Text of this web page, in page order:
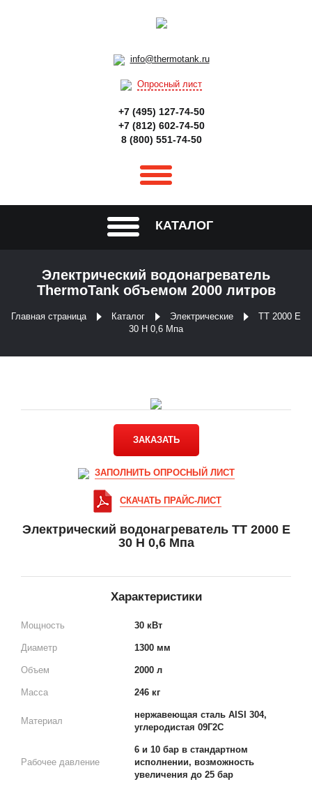
info@thermotank.ru
Опросный лист
+7 (495) 127-74-50
+7 (812) 602-74-50
8 (800) 551-74-50
КАТАЛОГ
Электрический водонагреватель
ThermoTank объемом 2000 литров
Главная страница Каталог Электрические
ТТ 2000 E
30 Н 0,6 Мпа
ЗАКАЗАТЬ
ЗАПОЛНИТЬ ОПРОСНЫЙ ЛИСТ
СКАЧАТЬ ПРАЙС-ЛИСТ
Электрический водонагреватель ТТ 2000 E
30 Н 0,6 Мпа
Характеристики
Мощность 30 кВт
Диаметр 1300 мм
Объем 2000 л
Масса 246 кг
Материал
нержавеющая сталь AISI 304,
углеродистая 09Г2С
Рабочее давление
6 и 10 бар в стандартном
исполнении, возможность
увеличения до 25 бар